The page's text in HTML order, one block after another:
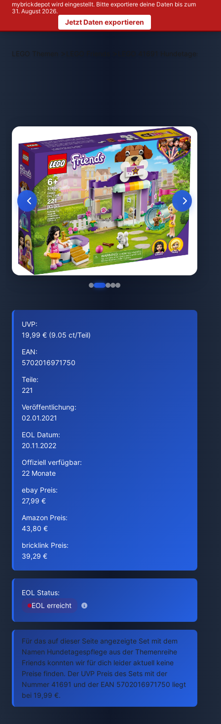
mybrickdepot wird eingestellt. Bitte exportiere deine Daten bis zum
31. August 2026.
Jetzt Daten exportieren
LEGO Themen > LEGO 41691 Hundetagespflege
UVP:
19,99 € (9.05 ct/Teil)
EAN:
5702016971750
Teile:
221
Veröffentlichung:
02.01.2021
EOL Datum:
20.11.2022
Offiziell verfügbar:
22 Monate
ebay Preis:
27,99 €
Amazon Preis:
43,80 €
bricklink Preis:
39,29 €
EOL Status:
EOL erreicht
Für das auf dieser Seite angezeigte Set mit dem
Namen Hundetagespflege aus der Themenreihe
Friends konnten wir für dich leider aktuell keine
Preise finden. Der UVP Preis des Sets mit der
Nummer 41691 und der EAN 5702016971750 liegt
bei 19,99 €.